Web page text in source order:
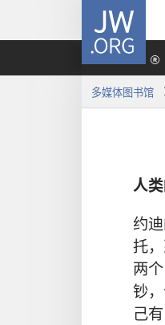
JW.ORG
多媒体图书馆
人
约
托
两
钞
己